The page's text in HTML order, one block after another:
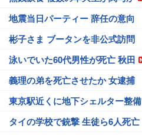
地震当日パーティー 辞任の意向
彬子さま ブータンを非公式訪問
泳いでいた60代男性が死亡 秋田
義理の弟を死亡させたか 女逮捕
東京駅近くに地下シェルター整備
タイの学校で銃撃 生徒ら6人死亡